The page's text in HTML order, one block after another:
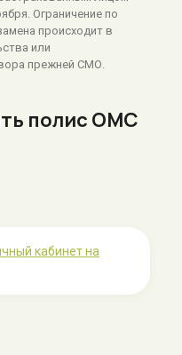
Ограничение по
происходит в
или
прежней СМО.
полис ОМС
кабинет на